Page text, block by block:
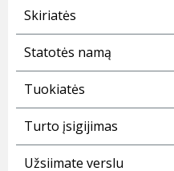
Skiriatės
Statotės namą
Tuokiatės
Turto įsigijimas
Užsiimate verslu